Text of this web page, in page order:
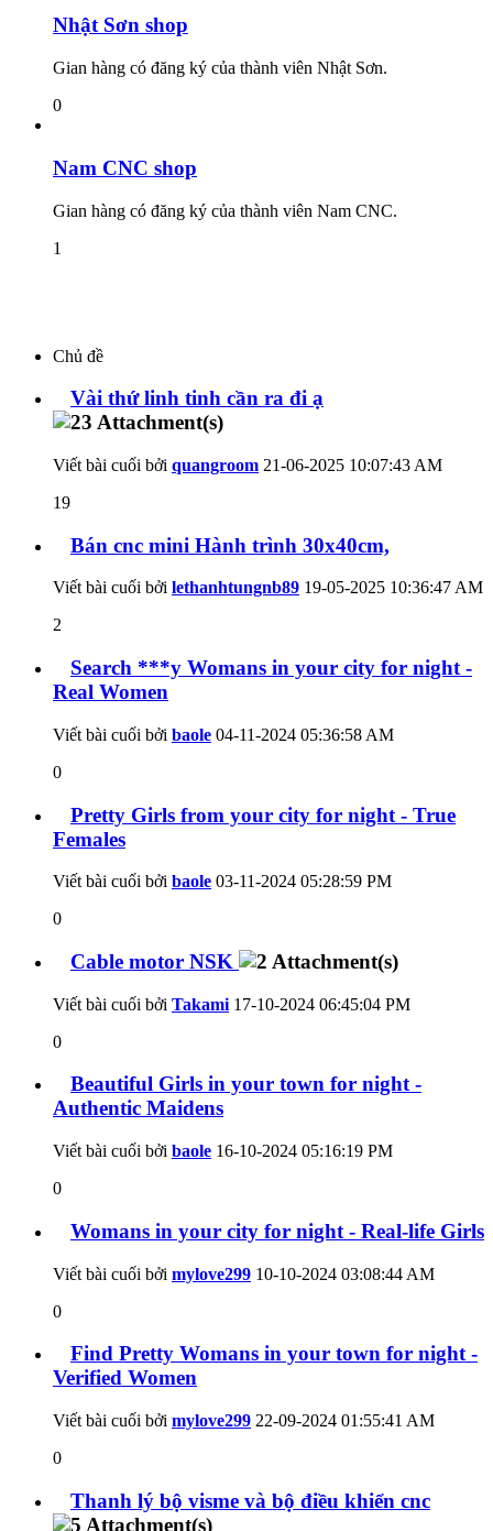
Nhật Sơn shop
Gian hàng có đăng ký của thành viên Nhật Sơn.
0
Nam CNC shop
Gian hàng có đăng ký của thành viên Nam CNC.
1
Chủ đề
Vài thứ linh tinh cần ra đi ạ
Viết bài cuối bởi quangroom 21-06-2025 10:07:43 AM
19
Bán cnc mini Hành trình 30x40cm,
Viết bài cuối bởi lethanhtungnb89 19-05-2025 10:36:47 AM
2
Search ***y Womans in your city for night -
Real Women
Viết bài cuối bởi baole 04-11-2024 05:36:58 AM
0
Pretty Girls from your city for night - True
Females
Viết bài cuối bởi baole 03-11-2024 05:28:59 PM
0
Cable motor NSK
Viết bài cuối bởi Takami 17-10-2024 06:45:04 PM
0
Beautiful Girls in your town for night -
Authentic Maidens
Viết bài cuối bởi baole 16-10-2024 05:16:19 PM
0
Womans in your city for night - Real-life Girls
Viết bài cuối bởi mylove299 10-10-2024 03:08:44 AM
0
Find Pretty Womans in your town for night -
Verified Women
Viết bài cuối bởi mylove299 22-09-2024 01:55:41 AM
0
Thanh lý bộ visme và bộ điều khiển cnc